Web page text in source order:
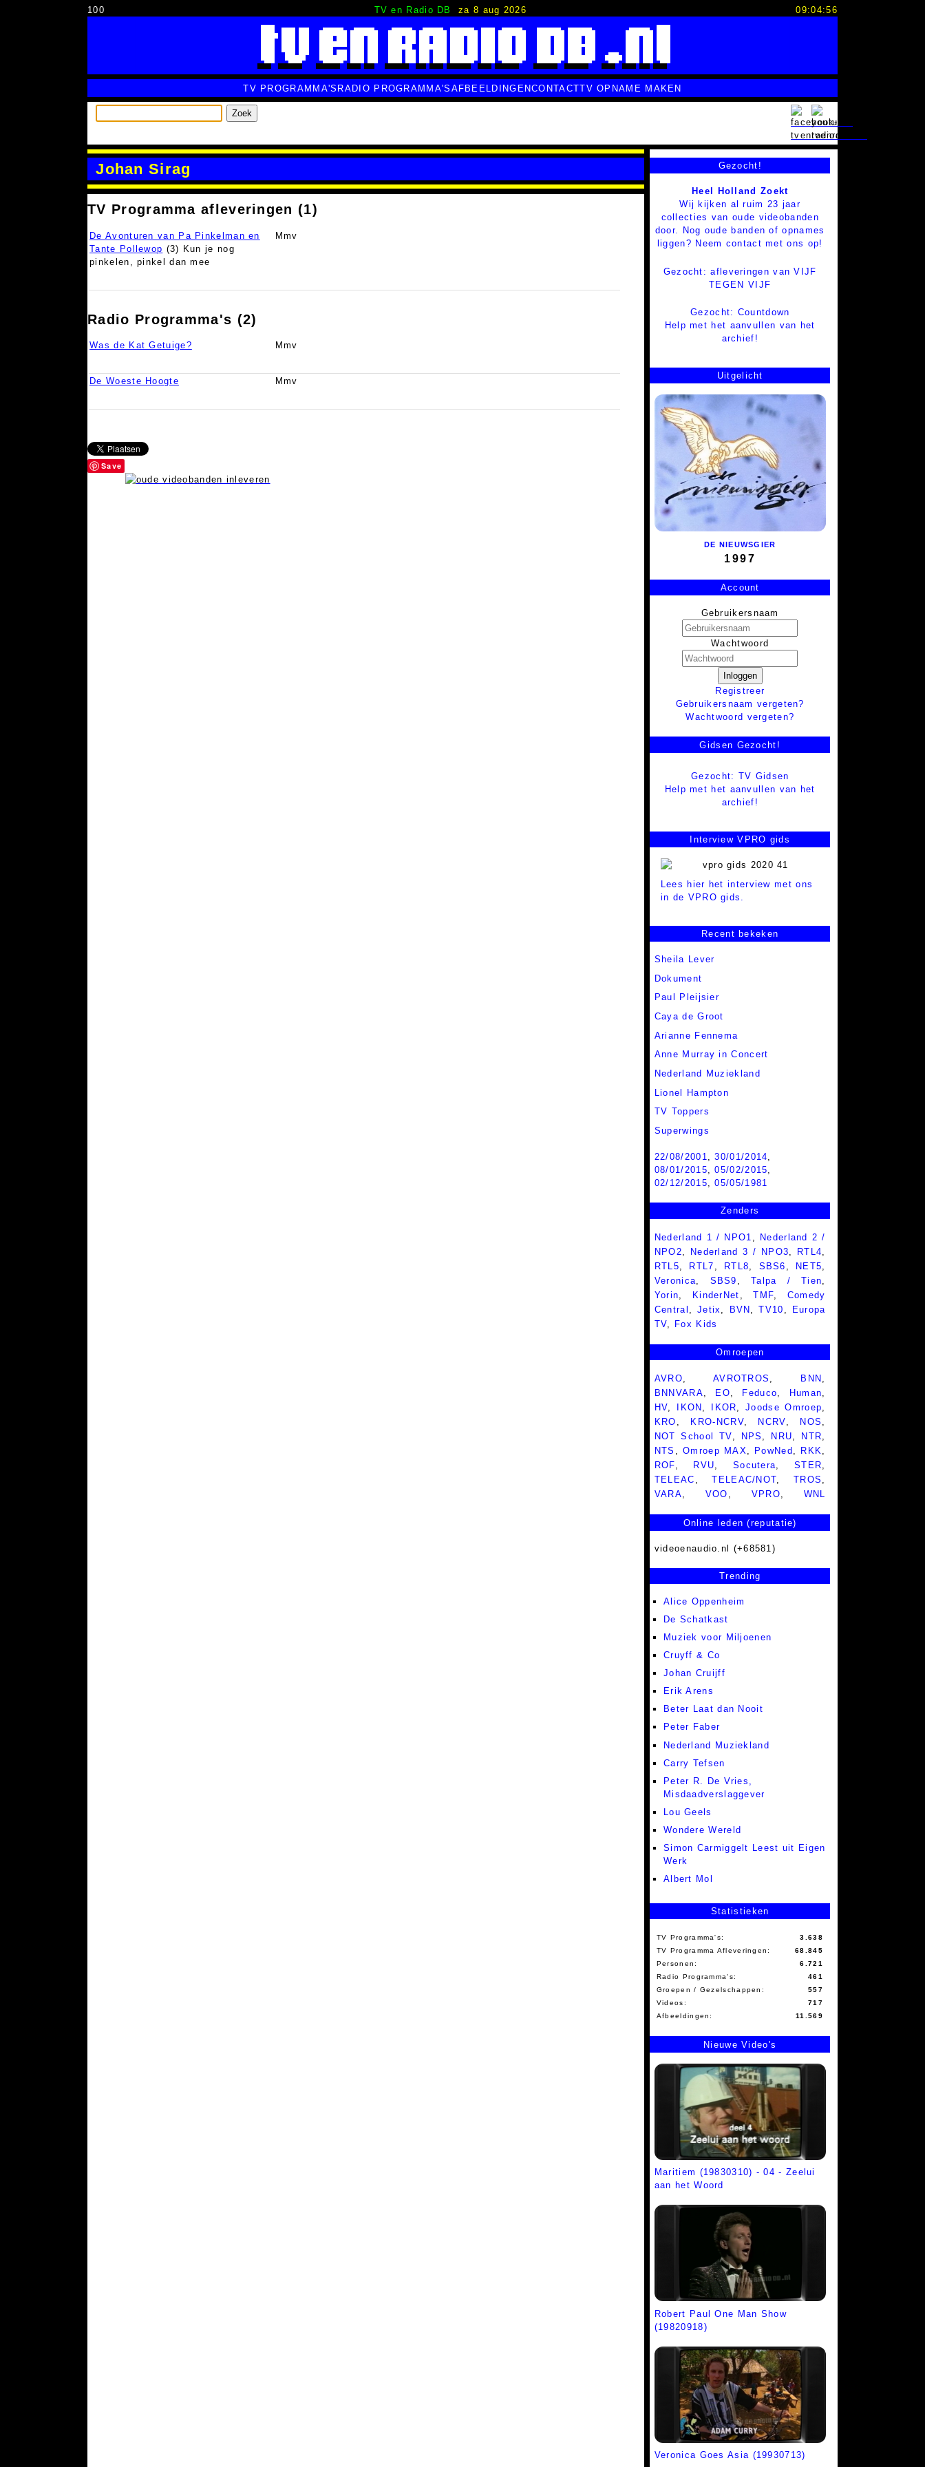
100 TV en Radio DB za 8 aug 2026 09:04:57
TV PROGRAMMA'S RADIO PROGRAMMA'S AFBEELDINGENCONTACTTV OPNAME MAKEN
Zoek
Johan Sirag
TV Programma afleveringen (1)
De Avonturen van Pa Pinkelman en
Tante Pollewop (3) Kun je nog
pinkelen, pinkel dan mee
Mmv
Radio Programma's (2)
Was de Kat Getuige? Mmv
De Woeste Hoogte Mmv
Save
Gezocht!
Heel Holland Zoekt
Wij kijken al ruim 23 jaar
collecties van oude videobanden
door. Nog oude banden of opnames
liggen? Neem contact met ons op!
Gezocht: afleveringen van VIJF
TEGEN VIJF
Gezocht: Countdown
Help met het aanvullen van het
archief!
Uitgelicht
DE NIEUWSGIER
1997
Account
Gebruikersnaam
Wachtwoord
Inloggen
Registreer
Gebruikersnaam vergeten?
Wachtwoord vergeten?
Gidsen Gezocht!
Gezocht: TV Gidsen
Help met het aanvullen van het
archief!
Interview VPRO gids
Lees hier het interview met ons
in de VPRO gids.
Recent bekeken
Sheila Lever
Dokument
Paul Pleijsier
Caya de Groot
Arianne Fennema
Anne Murray in Concert
Nederland Muziekland
Lionel Hampton
TV Toppers
Superwings
22/08/2001,30/01/2014,
08/01/2015,05/02/2015,
02/12/2015,05/05/1981
Zenders
Nederland 1 / NPO1
Nederland 2 /
NPO2
Nederland 3 / NPO3 RTL4
RTL5
RTL7 RTL8 SBS6 NET5
Veronica
SBS9 ,Talpa / Tien
Yorin
KinderNet ,TMF
Comedy
Central
Jetix BVN ,TV10
Europa
TV
Fox Kids
Omroepen
AVRO, AVROTROS , BNN ,
BNNVARA, EO, Feduco, Human,
HV, IKON , IKOR,Joodse Omroep,
KRO , KRO-NCRV, NCRV, NOS ,
NOT School TV, NPS , NRU, NTR,
NTS ,Omroep MAX, PowNed , RKK,
ROF, RVU, Socutera,STER,
TELEAC ,TELEAC/NOT,TROS ,
VARA, VOO , VPRO, WNL
Online leden (reputatie)
videoenaudio.nl (+68581)
Trending
Alice Oppenheim
De Schatkast
Muziek voor Miljoenen
Cruyff & Co
Johan Cruijff
Erik Arens
Beter Laat dan Nooit
Peter Faber
Nederland Muziekland
Carry Tefsen
Peter R. De Vries,
Misdaadverslaggever
Lou Geels
Wondere Wereld
Simon Carmiggelt Leest uit Eigen
Werk
Albert Mol
Statistieken
TV Programma's:
3.638
TV Programma Afleveringen:
68.845
Personen:
6.721
Radio Programma's:
461
Groepen / Gezelschappen:
557
Videos:
717
Afbeeldingen:
11.569
Nieuwe Video's
Maritiem (19830310) - 04 - Zeelui
aan het Woord
Robert Paul One Man Show
(19820918)
Veronica Goes Asia (19930713)